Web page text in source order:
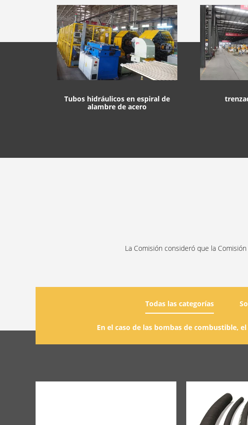
Tubos hidráulicos en espiral de
alambre de acero
La Comisión consideró que la
Todas las categorías
En el caso de las bombas de combustible,